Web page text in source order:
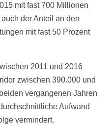
mit fast 700 Millionen
der Anteil an den
mit fast 50 Prozent
2011 und 2016
zwischen 390.000 und
vergangenen Jahren
Aufwand
vermindert.